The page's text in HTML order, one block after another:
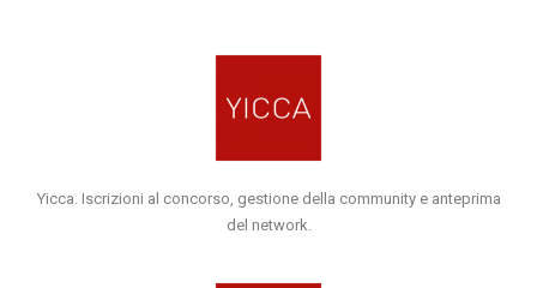
Yicca. Iscrizioni al concorso, gestione della community e anteprima
del network.